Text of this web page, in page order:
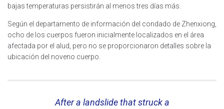
bajas temperaturas persistirán al menos tres días más.
Según el departamento de información del condado de Zhenxiong,
ocho de los cuerpos fueron inicialmente localizados en el área
afectada por el alud, pero no se proporcionaron detalles sobre la
ubicación del noveno cuerpo.
After a landslide that struck a